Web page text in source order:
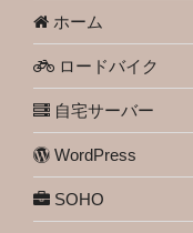
ホーム
ロードバイク
自宅サーバー
WordPress
SOHO